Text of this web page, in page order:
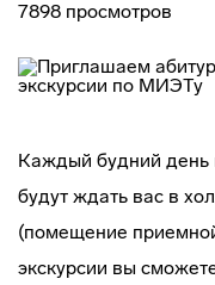
7898 просмотров
Каждый будний день
будут ждать вас в
(помещение
экскурсии вы